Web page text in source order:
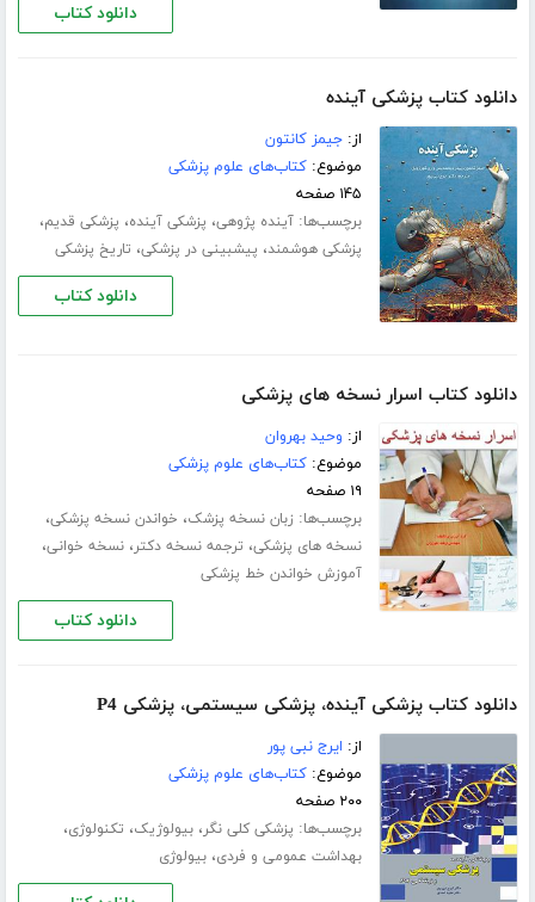
دانلود کتاب
دانلود کتاب پزشکی آینده
از:جیمز کانتون
موضوع:کتاب‌های علوم پزشکی
۱۴۵ صفحه
برچسب‌ها:آینده پژوهی، پزشکی آینده، پزشکی قدیم،
پزشکی هوشمند، پیشبینی در پزشکی، تاریخ پزشکی
دانلود کتاب
دانلود کتاب اسرار نسخه های پزشکی
از: وحید بهروان
موضوع:کتاب‌های علوم پزشکی
۱۹ صفحه
برچسب‌ها: زبان نسخه پزشک، خواندن نسخه پزشکی،
نسخه های پزشکی، ترجمه نسخه دکتر،نسخه خوانی،
آموزش خواندن خط پزشکی
دانلود کتاب
دانلود کتاب پزشکی آینده، پزشکی سیستمی، پزشکی P4
از: ایرج نبی پور
موضوع:کتاب‌های علوم پزشکی
۲۰۰ صفحه
برچسب‌ها: پزشکی کلی نگر،بیولوژیک، تکنولوژی،
بهداشت عمومی و فردی،بیولوژی